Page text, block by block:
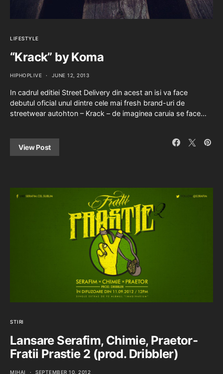
LIFESTYLE
“Krack” by Koma
HIPHOPLIVE JUNE 12, 2013
In cadrul editiei Street Delivery din acest an isi va face
debutul oficial unul dintre cele mai fresh brand-uri de
streetwear autohton – Krack – de imaginea caruia se face…
View Post
STIRI
Lansare Serafim, Chimie, Praetor-
Fratii Prastie 2 (prod. Dribbler)
MIHAI SEPTEMBER 10, 2012